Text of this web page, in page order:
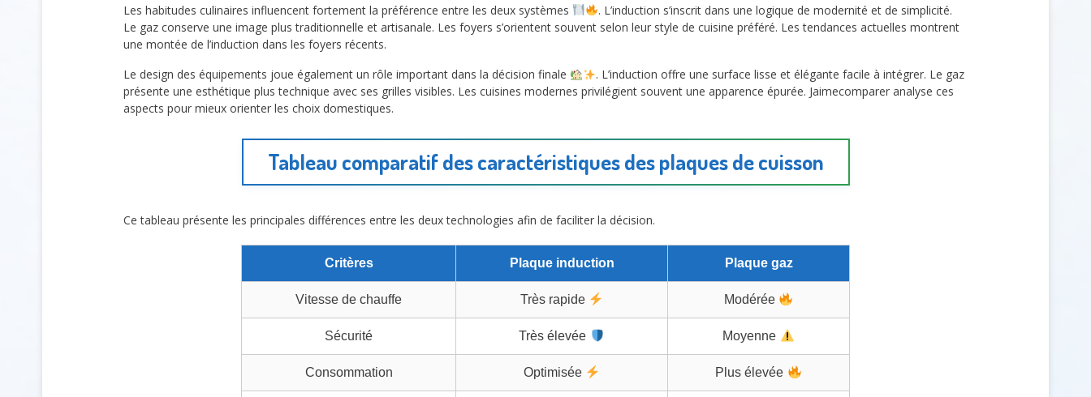
Les habitudes culinaires influencent fortement la préférence entre les deux systèmes
. L’induction s’inscrit dans une logique de modernité et de simplicité.
Le gaz conserve une image plus traditionnelle et artisanale. Les foyers s’orientent souvent selon leur style de cuisine préféré. Les tendances actuelles montrent
une montée de l’induction dans les foyers récents.
Le design des équipements joue également un rôle important dans la décision finale
. L’induction offre une surface lisse et élégante facile à intégrer. Le gaz
présente une esthétique plus technique avec ses grilles visibles. Les cuisines modernes privilégient souvent une apparence épurée. Jaimecomparer analyse ces
aspects pour mieux orienter les choix domestiques.
Tableau comparatif des caractéristiques des plaques de cuisson
Ce tableau présente les principales différences entre les deux technologies afin de faciliter la décision.
Critères Plaque induction Plaque gaz
Vitesse de chauffe Très rapide Modérée
Sécurité Très élevée Moyenne
Consommation Optimisée Plus élevée